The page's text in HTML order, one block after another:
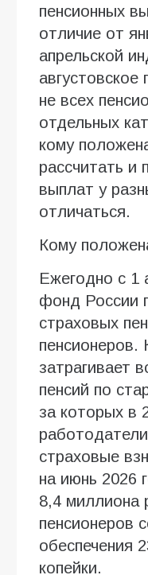
пенсионных
отличие от
апрельской
не всех
отдельных
кому
рассчитать и
выплат у
отличаться.
Кому
Ежегодно с 1
фонд России
страховых
пенсионеров.
затрагивает
пенсий по
за которых в
страховые
на июнь 2026
8,4 миллиона
пенсионеров
обеспечения
копейки.